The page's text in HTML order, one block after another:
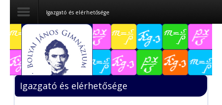
Dokumentumok
Felvételizőknek
Pályázatok
Igazgató és elérhetősége
Igazgató és elérhetősége